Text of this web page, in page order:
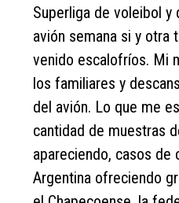
Superliga de voleibol y
avión semana si y otra
venido escalofríos. Mi
los familiares y
del avión. Lo que me
cantidad de muestras
apareciendo, casos de
Argentina ofreciendo